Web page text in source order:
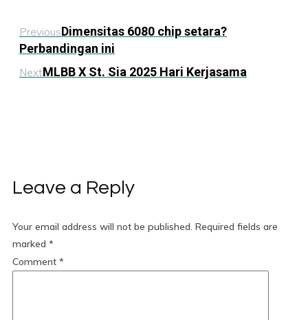
PreviousDimensitas 6080 chip setara?
Perbandingan ini
NextMLBB X St. Sia 2025 Hari Kerjasama
Leave a Reply
Your email address will not be published. Required fields are
marked *
Comment *